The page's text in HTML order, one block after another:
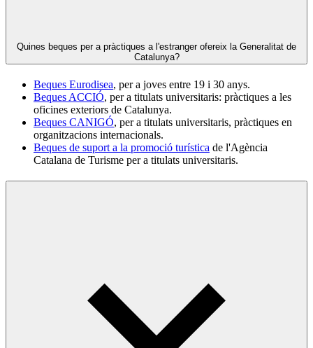
Quines beques per a pràctiques a l'estranger ofereix la Generalitat de
Catalunya?
Beques Eurodisea, per a joves entre 19 i 30 anys.
Beques ACCIÓ, per a titulats universitaris: pràctiques a les
oficines exteriors de Catalunya.
Beques CANIGÓ, per a titulats universitaris, pràctiques en
organitzacions internacionals.
Beques de suport a la promoció turística de l'Agència
Catalana de Turisme per a titulats universitaris.